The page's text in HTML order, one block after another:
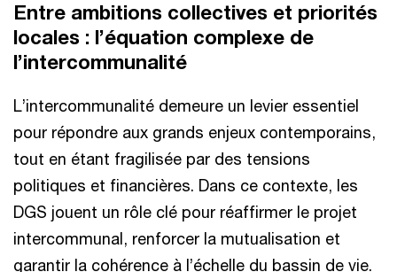
Entre ambitions collectives et priorités
locales : l’équation complexe de
l’intercommunalité
L’intercommunalité demeure un levier essentiel
pour répondre aux grands enjeux contemporains,
tout en étant fragilisée par des tensions
politiques et financières. Dans ce contexte, les
DGS jouent un rôle clé pour réaffirmer le projet
intercommunal, renforcer la mutualisation et
garantir la cohérence à l’échelle du bassin de vie.